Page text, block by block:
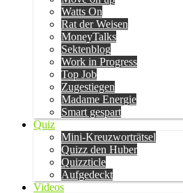
Watts On
Rat der Weisen
MoneyTalks
Sektenblog
Work in Progress
Top Job
Zugestiegen
Madame Energie
Smart gespart
Quiz
Mini-Kreuzworträtsel
Quizz den Huber
Quizzticle
Aufgedeckt
Videos